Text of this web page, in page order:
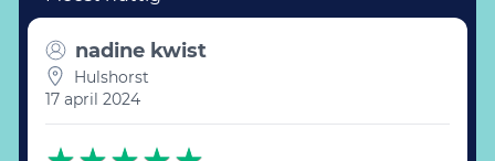
nadine kwist
Hulshorst
17 april 2024